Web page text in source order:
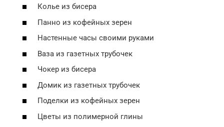
Колье из бисера
Панно из кофейных зерен
Настенные часы своими руками
Ваза из газетных трубочек
Чокер из бисера
Домик из газетных трубочек
Поделки из кофейных зерен
Цветы из полимерной глины